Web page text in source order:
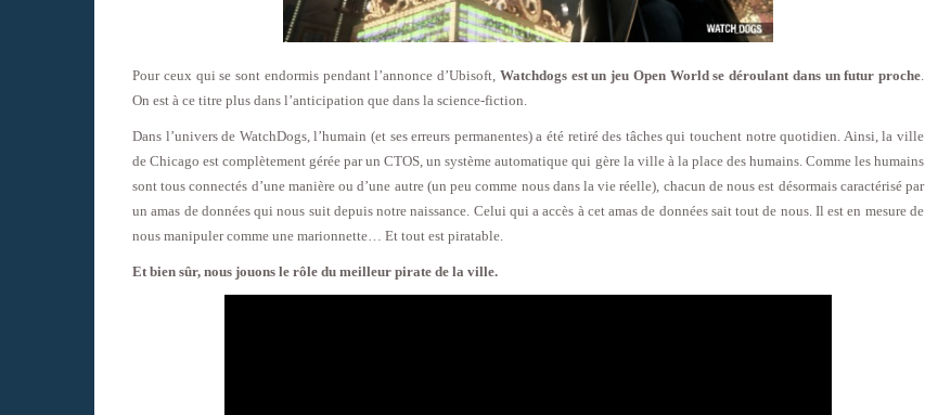
Pour ceux qui se sont endormis pendant l’annonce d’Ubisoft, Watchdogs est un jeu Open World se déroulant dans un futur proche.
On est à ce titre plus dans l’anticipation que dans la science-fiction.
Dans l’univers de WatchDogs, l’humain (et ses erreurs permanentes) a été retiré des tâches qui touchent notre quotidien. Ainsi, la ville
de Chicago est complètement gérée par un CTOS, un système automatique qui gère la ville à la place des humains. Comme les humains
sont tous connectés d’une manière ou d’une autre (un peu comme nous dans la vie réelle), chacun de nous est désormais caractérisé par
un amas de données qui nous suit depuis notre naissance. Celui qui a accès à cet amas de données sait tout de nous. Il est en mesure de
nous manipuler comme une marionnette… Et tout est piratable.
Et bien sûr, nous jouons le rôle du meilleur pirate de la ville.